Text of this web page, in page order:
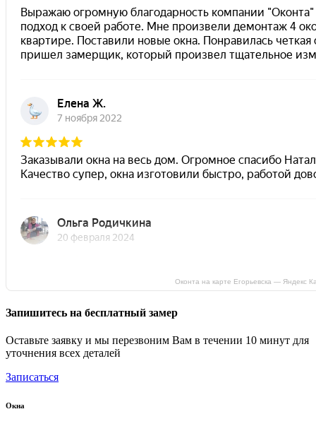
Оконта на карте Егорьевска — Яндекс
Запишитесь на бесплатный замер
Оставьте заявку и мы перезвоним Вам в течении 10 минут для
уточнения всех деталей
Записаться
Окна